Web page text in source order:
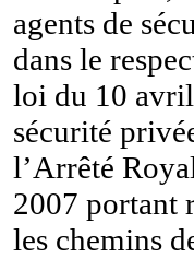
agents de
dans le
loi du 10
sécurité
l’Arrêté
2007 portant
les chemins